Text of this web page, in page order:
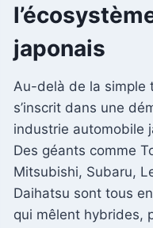
japonais
Au-delà de la simple
s’inscrit dans une
industrie automobile
Des géants comme
Mitsubishi, Subaru,
Daihatsu sont tous
qui mêlent hybrides,